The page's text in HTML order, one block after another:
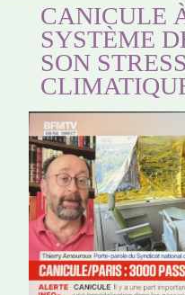
CANICULE
SYSTÈME
SON